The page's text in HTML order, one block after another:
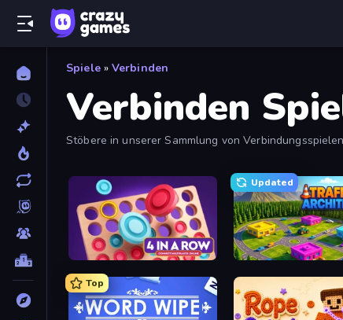
Spiele » Verbinden
Verbinden
Stöbere in unserer Sammlung von
Connect 4 Online Multiplayer
Updated
Traffic Architect
Top